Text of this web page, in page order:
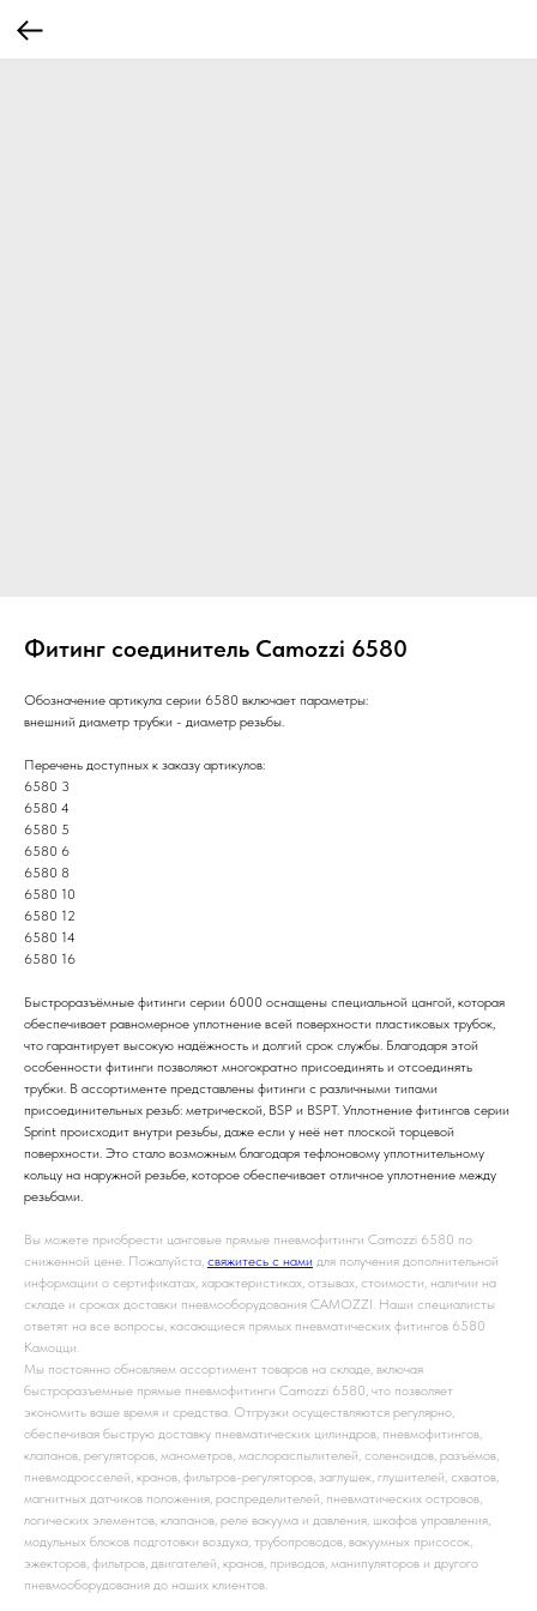
Фитинг соединитель Camozzi 6580
Обозначение артикула серии 6580 включает параметры:
внешний диаметр трубки - диаметр резьбы.
Перечень доступных к заказу артикулов:
6580 3
6580 4
6580 5
6580 6
6580 8
6580 10
6580 12
6580 14
6580 16
Быстроразъёмные фитинги серии 6000 оснащены специальной цангой, которая
обеспечивает равномерное уплотнение всей поверхности пластиковых трубок,
что гарантирует высокую надёжность и долгий срок службы. Благодаря этой
особенности фитинги позволяют многократно присоединять и отсоединять
трубки. В ассортименте представлены фитинги с различными типами
присоединительных резьб: метрической, BSP и BSPT. Уплотнение фитингов серии
Sprint происходит внутри резьбы, даже если у неё нет плоской торцевой
поверхности. Это стало возможным благодаря тефлоновому уплотнительному
кольцу на наружной резьбе, которое обеспечивает отличное уплотнение между
резьбами.
Вы можете приобрести цанговые прямые пневмофитинги Camozzi 6580 по
сниженной цене. Пожалуйста, свяжитесь с нами для получения дополнительной
информации о сертификатах, характеристиках, отзывах, стоимости, наличии на
складе и сроках доставки пневмооборудования CAMOZZI. Наши специалисты
ответят на все вопросы, касающиеся прямых пневматических фитингов 6580
Камоцци.
Мы постоянно обновляем ассортимент товаров на складе, включая
быстроразъемные прямые пневмофитинги Camozzi 6580, что позволяет
экономить ваше время и средства. Отгрузки осуществляются регулярно,
обеспечивая быструю доставку пневматических цилиндров, пневмофитингов,
клапанов, регуляторов, манометров, маслораспылителей, соленоидов, разъёмов,
пневмодросселей, кранов, фильтров-регуляторов, заглушек, глушителей, схватов,
магнитных датчиков положения, распределителей, пневматических островов,
логических элементов, клапанов, реле вакуума и давления, шкафов управления,
модульных блоков подготовки воздуха, трубопроводов, вакуумных присосок,
эжекторов, фильтров, двигателей, кранов, приводов, манипуляторов и другого
пневмооборудования до наших клиентов.